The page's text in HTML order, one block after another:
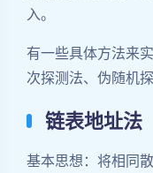
入。
有一些具体方法来
次探测法、伪随机
链表地址法
基本思想：将相同